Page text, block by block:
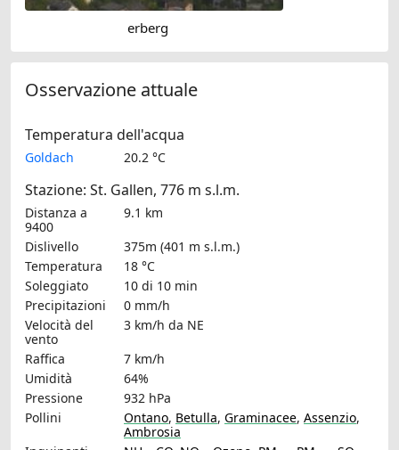
erberg
Osservazione attuale
Temperatura dell'acqua
Goldach 20.2 °C
Stazione: St. Gallen, 776 m s.l.m.
Distanza a
9400
9.1 km
Dislivello
375m (401 m s.l.m.)
Temperatura
18 °C
Soleggiato
10 di 10 min
Precipitazioni
0 mm/h
Velocità del
vento
3 km/h da NE
Raffica
7 km/h
Umidità
64%
Pressione
932 hPa
Pollini
Ontano, Betulla, Graminacee, Assenzio,
Ambrosia